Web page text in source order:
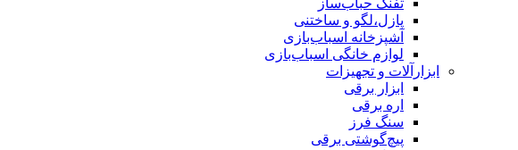
تفنگ حباب‌ساز
پازل،لگو و ساختنی
آشپزخانه اسباب‌بازی
لوازم خانگی اسباب‌بازی
ابزارآلات و تجهیزات
ابزار برقی
اره برقی
سنگ فرز
پیچ‌گوشتی برقی